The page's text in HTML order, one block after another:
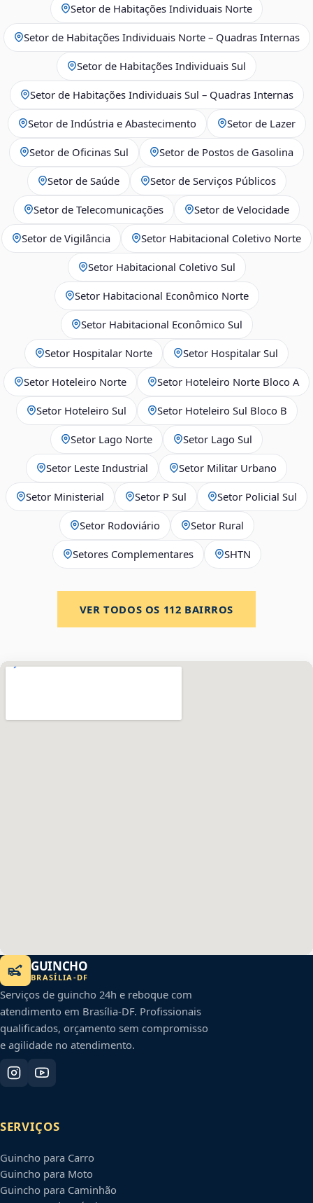
Setor de Habitações Individuais Norte
Setor de Habitações Individuais Norte – Quadras Internas
Setor de Habitações Individuais Sul
Setor de Habitações Individuais Sul – Quadras Internas
Setor de Indústria e Abastecimento Setor de Lazer
Setor de Oficinas Sul Setor de Postos de Gasolina
Setor de Saúde Setor de Serviços Públicos
Setor de Telecomunicações Setor de Velocidade
Setor de Vigilância Setor Habitacional Coletivo Norte
Setor Habitacional Coletivo Sul
Setor Habitacional Econômico Norte
Setor Habitacional Econômico Sul
Setor Hospitalar Norte Setor Hospitalar Sul
Setor Hoteleiro Norte Setor Hoteleiro Norte Bloco A
Setor Hoteleiro Sul Setor Hoteleiro Sul Bloco B
Setor Lago Norte Setor Lago Sul
Setor Leste Industrial Setor Militar Urbano
Setor Ministerial Setor P Sul Setor Policial Sul
Setor Rodoviário Setor Rural
Setores Complementares SHTN
VER TODOS OS 112 BAIRROS
GUINCHO
BRASÍLIA -DF
Serviços de guincho 24h e reboque com
atendimento em Brasília-DF. Profissionais
qualificados, orçamento sem compromisso
e agilidade no atendimento.
SERVIÇOS
Guincho para Carro
Guincho para Moto
Guincho para Caminhão